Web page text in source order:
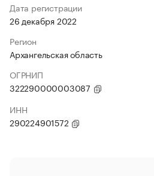
Дата регистрации
26 декабря 2022
Регион
Архангельская область
ОГРНИП
322290000003087
ИНН
290224901572